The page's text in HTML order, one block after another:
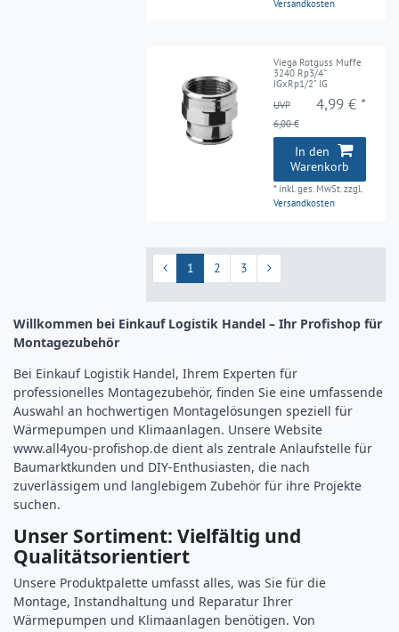
Versandkosten
Viega Rotguss Muffe
3240 Rp3/4"
IGxRp1/2" IG
UVP
6,00 €
4,99 € *
In den
Warenkorb
* inkl. ges. MwSt.zzgl.
Versandkosten
1 2 3
Willkommen bei Einkauf Logistik Handel – Ihr Profishop für
Montagezubehör
Bei Einkauf Logistik Handel, Ihrem Experten für
professionelles Montagezubehör, finden Sie eine umfassende
Auswahl an hochwertigen Montagelösungen speziell für
Wärmepumpen und Klimaanlagen. Unsere Website
www.all4you-profishop.de dient als zentrale Anlaufstelle für
Baumarktkunden und DIY-Enthusiasten, die nach
zuverlässigem und langlebigem Zubehör für ihre Projekte
suchen.
Unser Sortiment: Vielfältig und
Qualitätsorientiert
Unsere Produktpalette umfasst alles, was Sie für die
Montage, Instandhaltung und Reparatur Ihrer
Wärmepumpen und Klimaanlagen benötigen. Von